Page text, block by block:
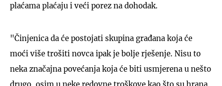
plaćama plaćaju i veći porez na dohodak.
"Činjenica da će postojati skupina građana koja će
moći više trošiti novca ipak je bolje rješenje. Nisu to
neka značajna povećanja koja će biti usmjerena u nešto
drugo, osim u neke redovne troškove kao što su hrana,